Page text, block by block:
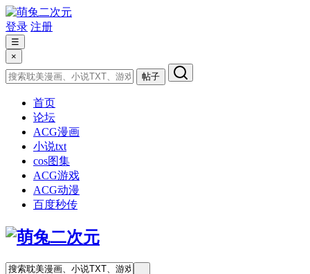
登录 注册
☰
×
帖子
首页
论坛
ACG漫画
小说txt
cos图集
ACG游戏
ACG动漫
百度秒传